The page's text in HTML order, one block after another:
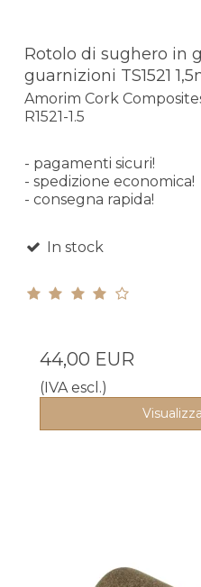
Rotolo di sughero in
guarnizioni TS1521
Amorim Cork
R1521-1.5
- pagamenti sicuri!
- spedizione economica!
- consegna rapida!
In stock
44,00 EUR
(IVA escl.)